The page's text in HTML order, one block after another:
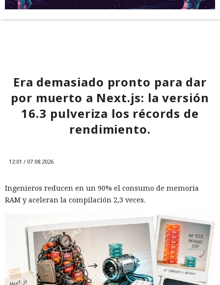
Era demasiado pronto para dar
por muerto a Next.js: la versión
16.3 pulveriza los récords de
rendimiento.
12:01 / 07.08.2026
Ingenieros reducen en un 90% el consumo de memoria
RAM y aceleran la compilación 2,3 veces.